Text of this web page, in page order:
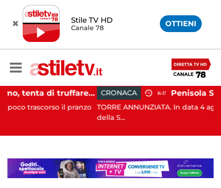
Stile TV HD
Canale 78 OTTIENI
Sant'Antimo, tenta di truffare anziana: 16enne denunciato dai carabinieri
il pranzo
CRONACA 14:17
TORRE ANNUNZIATA. In data 4 agosto c.a. i